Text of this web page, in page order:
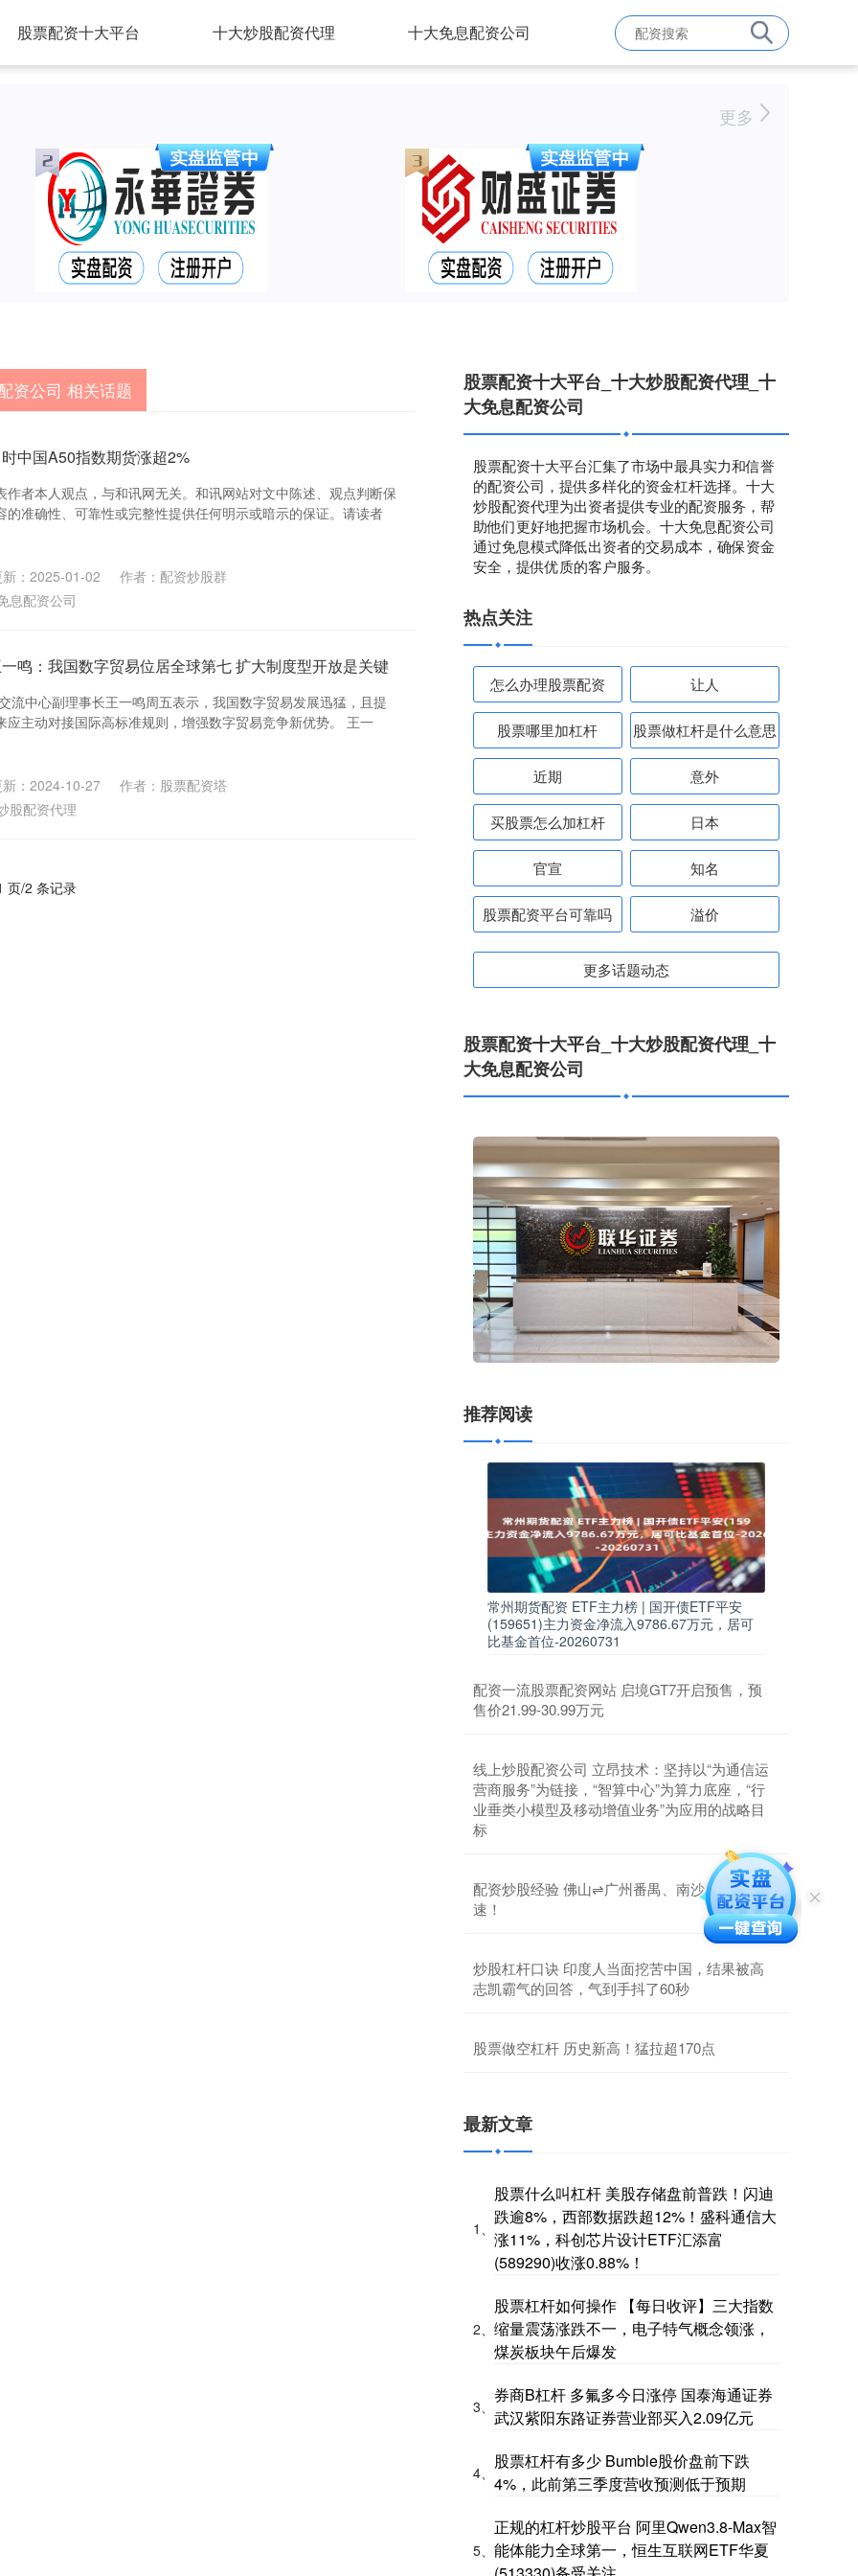
股票配资十大平台 十大炒股配资代理 十大免息配资公司
更多
资公司 相关话题
中国A50指数期货涨超2%
作者本人观点，与和讯网无关。和讯网站对文中陈述、观点判断保
的准确性、可靠性或完整性提供任何明示或暗示的保证。请读者
：2025-01-02
作者：配资炒股群
息配资公司
鸣：我国数字贸易位居全球第七 扩大制度型开放是关键
流中心副理事长王一鸣周五表示，我国数字贸易发展迅猛，且提
应主动对接国际高标准规则，增强数字贸易竞争新优势。 王一
：2024-10-27
作者：股票配资塔
股配资代理
页/2 条记录
股票配资十大平台_十大炒股配资代理_十
大免息配资公司
股票配资十大平台汇集了市场中最具实力和信誉
的配资公司，提供多样化的资金杠杆选择。十大
炒股配资代理为出资者提供专业的配资服务，帮
助他们更好地把握市场机会。十大免息配资公司
通过免息模式降低出资者的交易成本，确保资金
安全，提供优质的客户服务。
热点关注
怎么办理股票配资 让人
股票哪里加杠杆 股票做杠杆是什么意思
近期 意外
买股票怎么加杠杆 日本
官宣 知名
股票配资平台可靠吗 溢价
更多话题动态
股票配资十大平台_十大炒股配资代理_十
大免息配资公司
推荐阅读
常州期货配资 ETF主力榜 | 国开债ETF平安
(159651)主力资金净流入9786.67万元，居可
比基金首位-20260731
配资一流股票配资网站 启境GT7开启预售，预
售价21.99-30.99万元
线上炒股配资公司 立昂技术：坚持以“为通信运
营商服务”为链接，“智算中心”为算力底座，“行
业垂类小模型及移动增值业务”为应用的战略目
标
配资炒股经验 佛山⇌广州番禺、南沙，再提
速！
炒股杠杆口诀 印度人当面挖苦中国，结果被高
志凯霸气的回答，气到手抖了60秒
股票做空杠杆 历史新高！猛拉超170点
最新文章
1、
股票什么叫杠杆 美股存储盘前普跌！闪迪
跌逾8%，西部数据跌超12%！盛科通信大
涨11%，科创芯片设计ETF汇添富
(589290)收涨0.88%！
2、
股票杠杆如何操作 【每日收评】三大指数
缩量震荡涨跌不一，电子特气概念领涨，
煤炭板块午后爆发
3、
券商B杠杆 多氟多今日涨停 国泰海通证券
武汉紫阳东路证券营业部买入2.09亿元
4、
股票杠杆有多少 Bumble股价盘前下跌
4%，此前第三季度营收预测低于预期
5、
正规的杠杆炒股平台 阿里Qwen3.8-Max智
能体能力全球第一，恒生互联网ETF华夏